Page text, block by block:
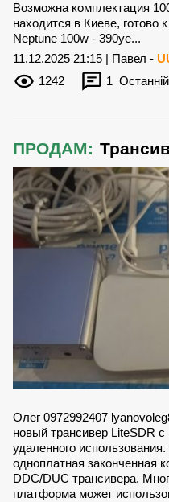
Возможна комплектация
находится в Киеве, готово
Neptune 100w - 390уе...
11.12.2025 21:15 | Павел -
1242
1 Останній
ПРОДАМ:
Олег 0972992407
новый трансивер LiteSDR
удаленного
одноплатная законченная
DDC/DUC трансивера.
платформа может